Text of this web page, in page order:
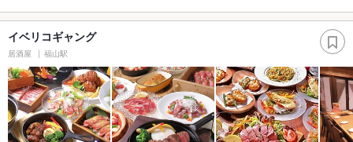
イベリコギャング
居酒屋 福山駅